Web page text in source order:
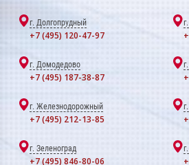
г. Долгопрудный
+7 (495) 120-47-97
г. Домодедово
+7 (495) 187-38-87
г. Железнодорожный
+7 (495) 212-13-85
г. Зеленоград
+7 (495) 846-80-06